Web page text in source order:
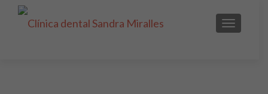
CAMBIAR